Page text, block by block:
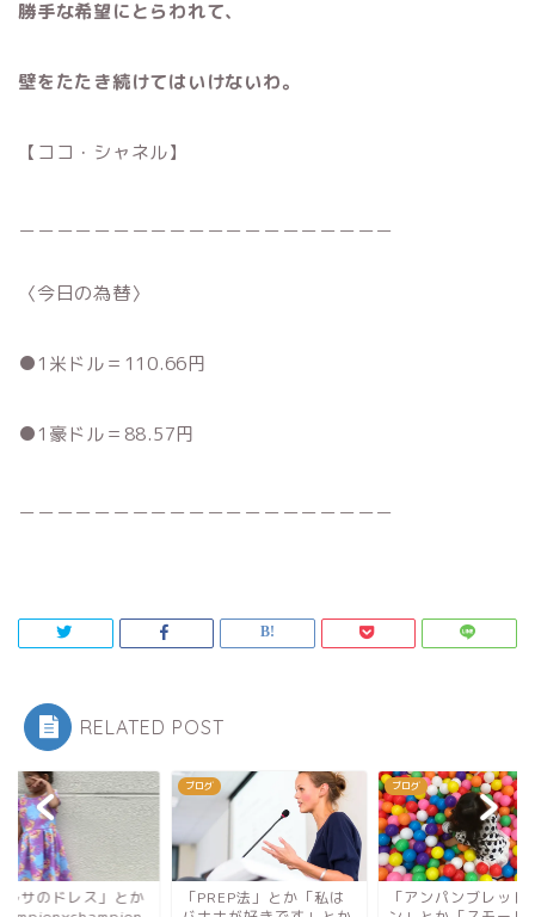
勝手な希望にとらわれて、
壁をたたき続けてはいけないわ。
【ココ・シャネル】
〈今日の為替〉
●1米ドル＝110.66円
●1豪ドル＝88.57円
RELATED POST
ルサのドレス」とか
ブログ
「PREP法」とか「私は
ブログ
「アンパンブレッド